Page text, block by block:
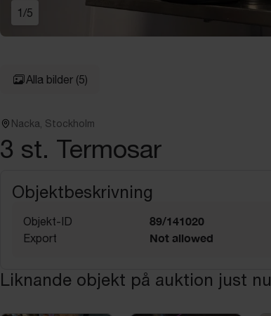
1 /5
Alla bilder (5)
Nacka, Stockholm
3 st. Termosar
Objektbeskrivning
Objekt-ID 89/141020
Export Not allowed
Liknande objekt på auktion just nu